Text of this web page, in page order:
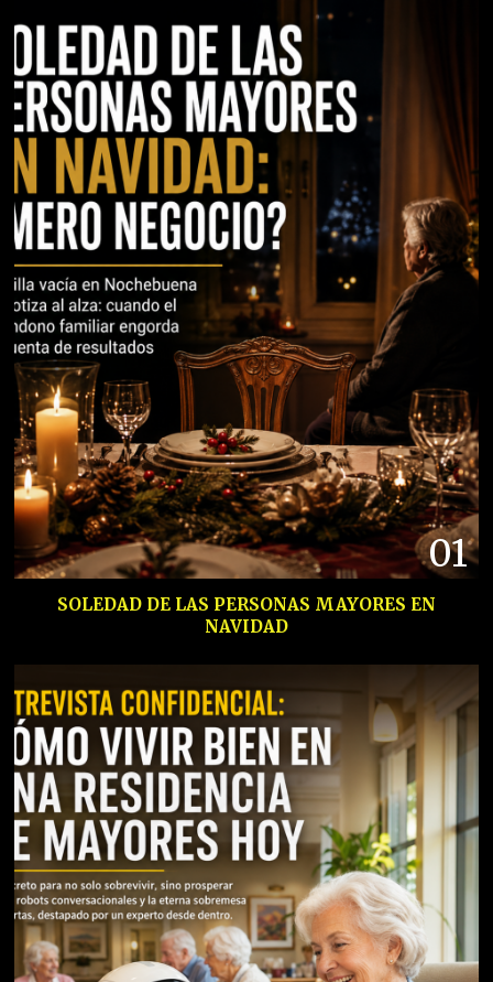
01
SOLEDAD DE LAS PERSONAS MAYORES EN
NAVIDAD